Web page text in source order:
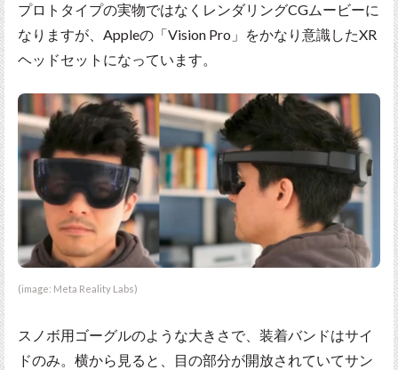
プロトタイプの実物ではなくレンダリングCGムービーに
なりますが、Appleの「Vision Pro」をかなり意識したXR
ヘッドセットになっています。
(image: Meta Reality Labs)
スノボ用ゴーグルのような大きさで、装着バンドはサイ
ドのみ。横から見ると、目の部分が開放されていてサン